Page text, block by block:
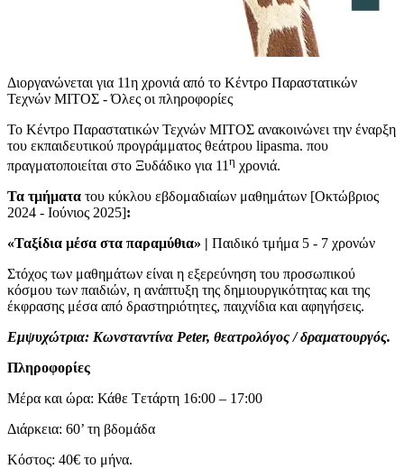
Διοργανώνεται για 11η χρονιά από το Κέντρο Παραστατικών
Τεχνών ΜΙΤΟΣ - Όλες οι πληροφορίες
Το Κέντρο Παραστατικών Τεχνών ΜΙΤΟΣ ανακοινώνει την έναρξη
του εκπαιδευτικού προγράμματος θεάτρου lipasma. που
πραγματοποιείται στο Ξυδάδικο για 11 η χρονιά.
Τα τμήματα του κύκλου εβδομαδιαίων μαθημάτων [Οκτώβριος
2024 - Ιούνιος 2025]:
«Ταξίδια μέσα στα παραμύθια» | Παιδικό τμήμα 5 - 7 χρονών
Στόχος των μαθημάτων είναι η εξερεύνηση του προσωπικού
κόσμου των παιδιών, η ανάπτυξη της δημιουργικότητας και της
έκφρασης μέσα από δραστηριότητες, παιχνίδια και αφηγήσεις.
Εμψυχώτρια: Κωνσταντίνα Peter, θεατρολόγος / δραματουργός.
Πληροφορίες
Μέρα και ώρα: Κάθε Tετάρτη 16:00 – 17:00
Διάρκεια: 60’ τη βδομάδα
Κόστος: 40€ το μήνα.